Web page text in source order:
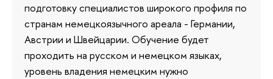
подготовку специалистов широкого профиля по
странам немецкоязычного ареала - Германии,
Австрии и Швейцарии. Обучение будет
проходить на русском и немецком языках,
уровень владения немецким нужно